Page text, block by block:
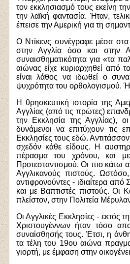
τον εκκλησιασμό τους εκείνη
την λαϊκή φαντασία. Ήταν,
έπεισε την Αμερική για τη
Ο Ντίκενς συνέγραφε μέσα
στην Αγγλία όσο και στην
συναισθηματικότητα για «τα
αιώνας είχε κυριαρχηθεί από
είναι λάθος να ιδωθεί ο
ψυχρότητα του ορθολογισμού.
Η θρησκευτική ιστορία της
Αγγλίας (από τις πρώτες)
την Εκκλησία της Αγγλίας),
δυνάμενοι να επιτύχουν τις
Εκκλησίες τους εδώ.
σχεδόν κάθε είδους. Η
πέρασμα του χρόνου, και
Προτεσταντισμού. Οι πιο κάτω
Αγγλικανούς πιστούς.
αντιφρονούντες - ιδιαίτερα
και με Βαπτιστές πιστούς. Οι
πλείστον, στην Πολιτεία
Οι Αγγλικές Εκκλησίες - εκτός
Χριστουγέννων ήταν τόσο
συναίσθησής τους. Έτσι, η
τα τέλη του 19ου αιώνα
γιορτή, με έμφαση στην